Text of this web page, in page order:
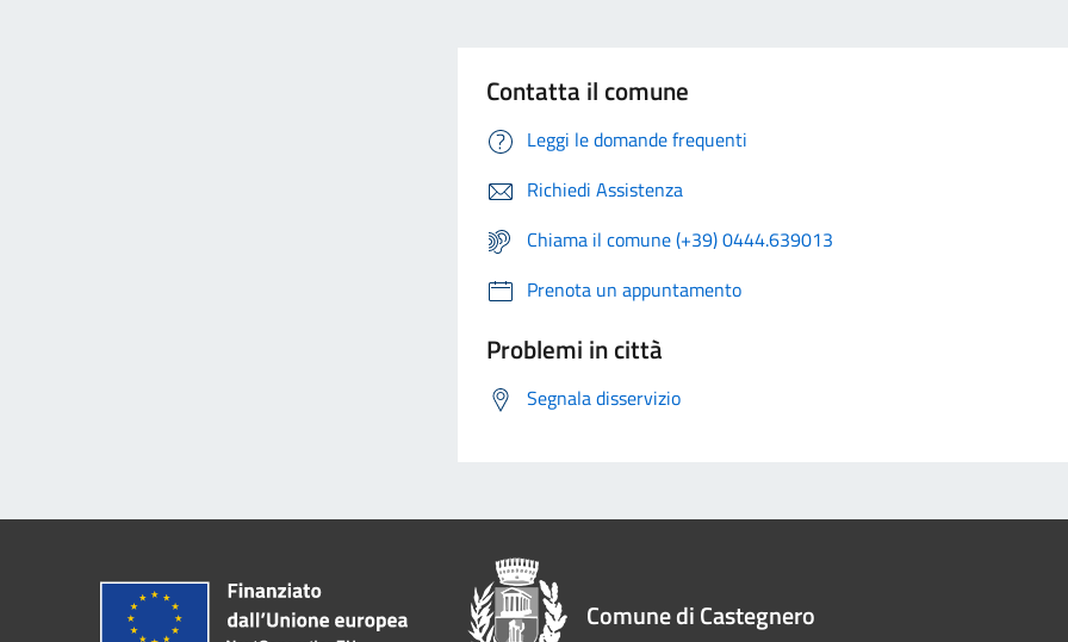
Contatta il comune
Leggi le domande frequenti
Richiedi Assistenza
Chiama il comune (+39) 0444.639013
Prenota un appuntamento
Problemi in città
Segnala disservizio
Comune di Castegnero